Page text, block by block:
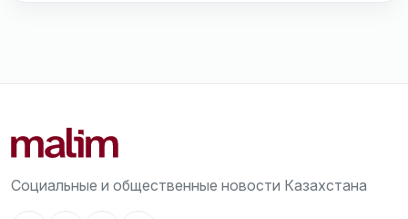
Социальные и общественные новости Казахстана